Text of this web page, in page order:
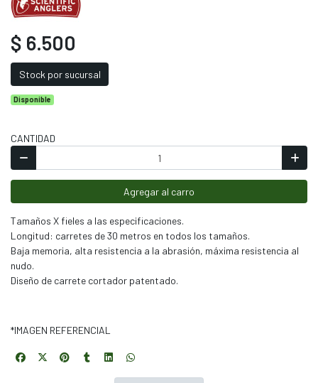
$ 6.500
Stock por sucursal
Disponible
CANTIDAD
Agregar al carro
Tamaños X fieles a las especificaciones.
Longitud: carretes de 30 metros en todos los tamaños.
Baja memoria, alta resistencia a la abrasión, máxima resistencia al
nudo.
Diseño de carrete cortador patentado.
*IMAGEN REFERENCIAL